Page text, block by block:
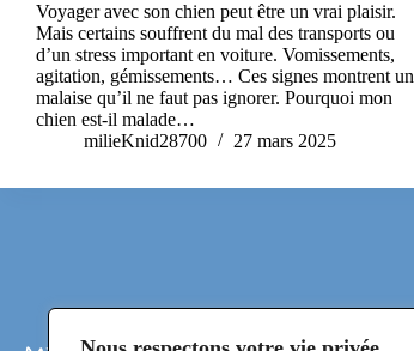
Voyager avec son chien peut être un vrai plaisir.
Mais certains souffrent du mal des transports ou
d’un stress important en voiture. Vomissements,
agitation, gémissements… Ces signes montrent un
malaise qu’il ne faut pas ignorer. Pourquoi mon
chien est-il malade…
milieKnid28700
27 mars 2025